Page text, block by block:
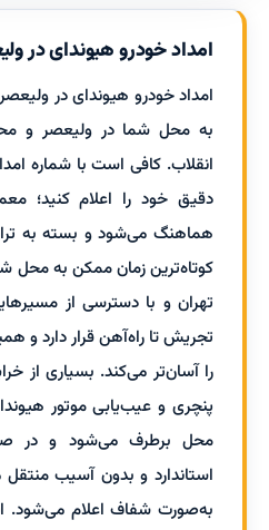
امداد خودرو هیوندای در
امداد خودرو هیوندای در
به محل شما در ولیعصر و
انقلاب. کافی است با شماره
دقیق خود را اعلام کنید؛
هماهنگ می‌شود و بسته به
کوتاه‌ترین زمان ممکن به محل
تهران و با دسترسی از
تجریش تا راه‌آهن قرار دارد و
را آسان‌تر می‌کند. بسیاری از
پنچری و عیب‌یابی موتور
محل برطرف می‌شود و در
استاندارد و بدون آسیب
به‌صورت شفاف اعلام